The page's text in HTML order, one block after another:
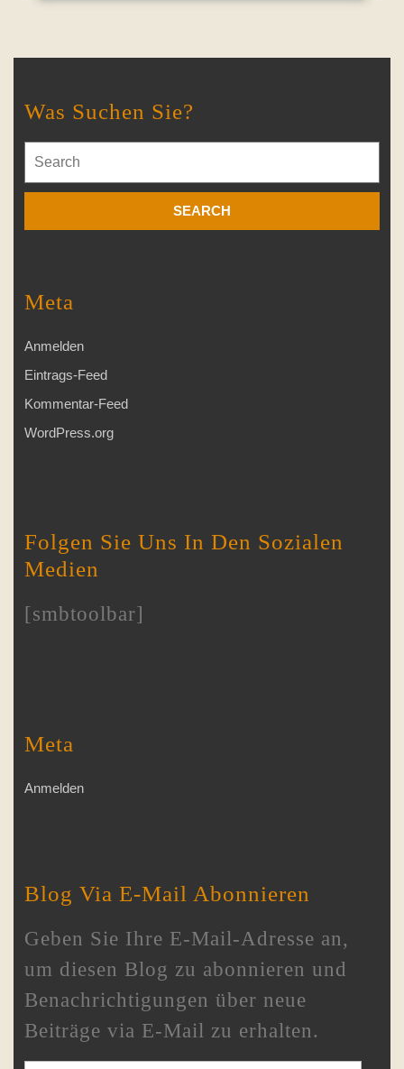
Was Suchen Sie?
for:
Meta
Anmelden
Eintrags-Feed
Kommentar-Feed
WordPress.org
Folgen Sie Uns In Den Sozialen
Medien
[smbtoolbar]
Meta
Anmelden
Blog Via E-Mail Abonnieren
Geben Sie Ihre E-Mail-Adresse an,
um diesen Blog zu abonnieren und
Benachrichtigungen über neue
Beiträge via E-Mail zu erhalten.